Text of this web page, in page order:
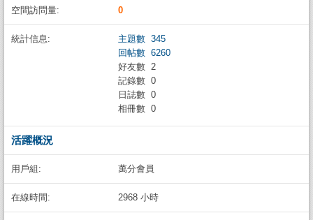
空間訪問量: 0
統計信息:
主題數 345
回帖數 6260
好友數 2
記錄數 0
日誌數 0
相冊數 0
活躍概況
用戶組: 萬分會員
在線時間: 2968 小時